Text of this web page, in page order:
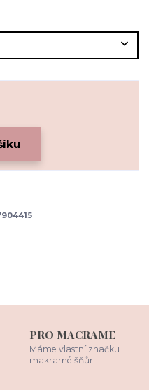
PRO MACRAME
Máme vlastní značku
makramé šňůr